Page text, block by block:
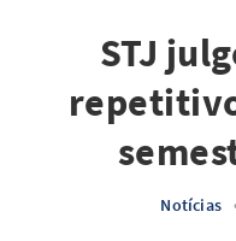
STJ
Notícias